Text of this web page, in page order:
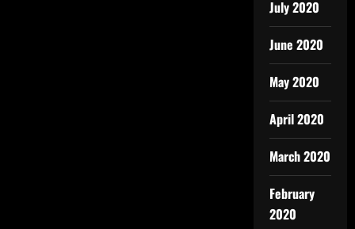
July 2020
June 2020
May 2020
April 2020
March 2020
February
2020